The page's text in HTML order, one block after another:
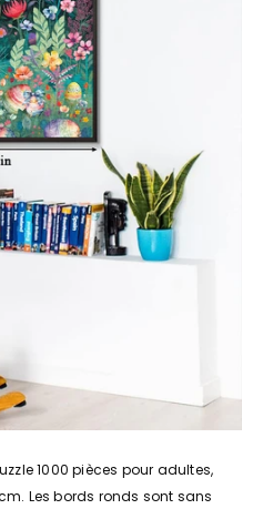
1000 pièces pour adultes,
Les bords ronds sont sans